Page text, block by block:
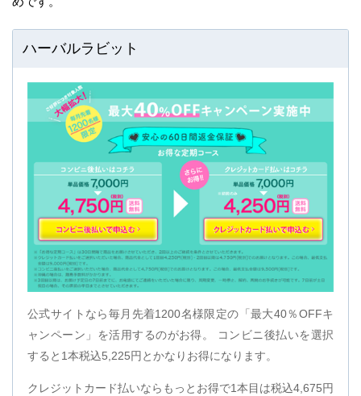
ハーバルラビット
公式サイトなら毎月先着1200名様限定の「最大40％OFFキ
ャンペーン」を活用するのがお得。 コンビニ後払いを選択
すると1本税込5,225円とかなりお得になります。
クレジットカード払いならもっとお得で1本目は税込4,675円